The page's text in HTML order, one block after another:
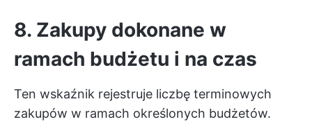
8. Zakupy dokonane w
ramach budżetu i na czas
Ten wskaźnik rejestruje liczbę terminowych
zakupów w ramach określonych budżetów.